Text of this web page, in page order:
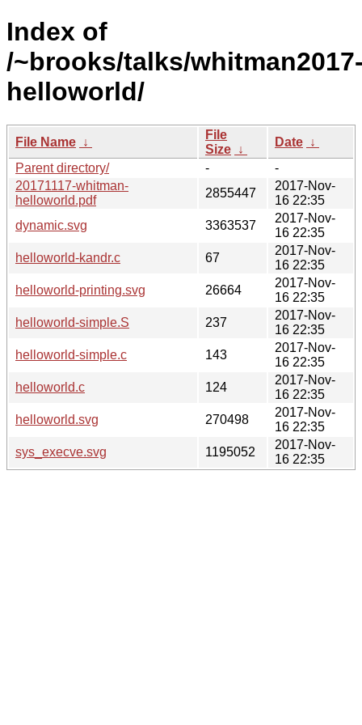
Index of
/~brooks/talks/
helloworld/
File Name ↓
File
Size ↓
Date ↓
Parent directory/
-
-
20171117-whitman-
helloworld.pdf
2855447
2017-Nov-
16 22:35
dynamic.svg
3363537
2017-Nov-
16 22:35
helloworld-kandr.c
67
2017-Nov-
16 22:35
helloworld-printing.svg
26664
2017-Nov-
16 22:35
helloworld-simple.S
237
2017-Nov-
16 22:35
helloworld-simple.c
143
2017-Nov-
16 22:35
helloworld.c
124
2017-Nov-
16 22:35
helloworld.svg
270498
2017-Nov-
16 22:35
sys_execve.svg
1195052
2017-Nov-
16 22:35